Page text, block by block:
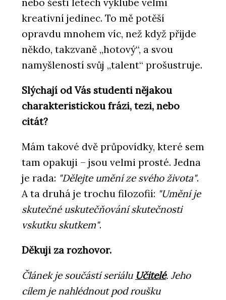
kreativní jedinec. To mě potěší
opravdu mnohem víc, než když přijde
někdo, takzvaně „hotový“, a svou
namyšleností svůj „talent“ prošustruje.
Slýchají od Vás studenti nějakou
charakteristickou frázi, tezi, nebo
citát?
Mám takové dvě průpovídky, které sem
tam opakuji – jsou velmi prosté. Jedna
je rada: "Dělejte umění ze svého života".
A ta druhá je trochu filozofií: "Umění je
skutečné uskutečňování skutečnosti
vskutku skutkem".
Děkuji za rozhovor.
Článek je součástí seriálu Učitelé. Jeho
cílem je nahlédnout pod roušku